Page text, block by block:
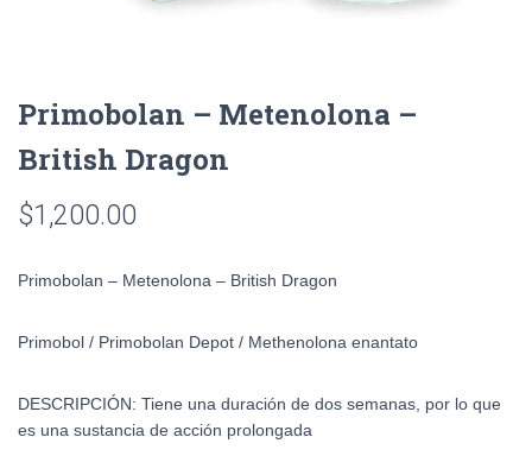
Primobolan – Metenolona –
British Dragon
$1,200.00
Primobolan – Metenolona – British Dragon
Primobol / Primobolan Depot / Methenolona enantato
DESCRIPCIÓN: Tiene una duración de dos semanas, por lo que
es una sustancia de acción prolongada